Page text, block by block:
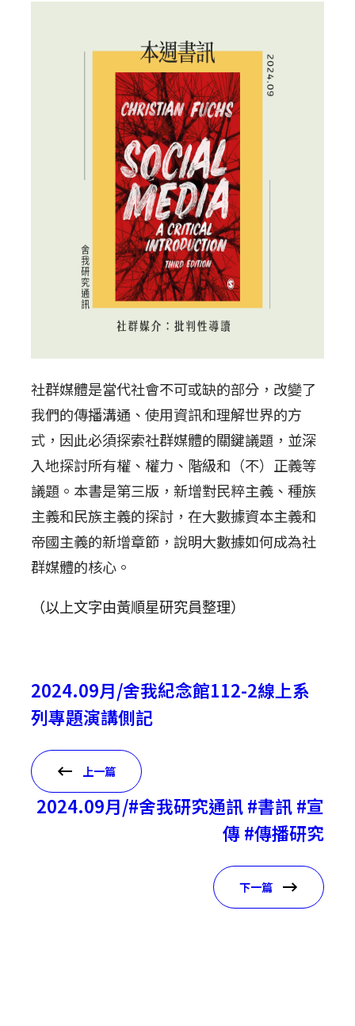
社群媒體是當代社會不可或缺的部分，改變了
我們的傳播溝通、使用資訊和理解世界的方
式，因此必須探索社群媒體的關鍵議題，並深
入地探討所有權、權力、階級和（不）正義等
議題。本書是第三版，新增對民粹主義、種族
主義和民族主義的探討，在大數據資本主義和
帝國主義的新增章節，說明大數據如何成為社
群媒體的核心。
（以上文字由黃順星研究員整理）
2024.09月/舍我紀念館112-2線上系
列專題演講側記
上一篇
2024.09月/#舍我研究通訊 #書訊 #宣
傳 #傳播研究
下一篇